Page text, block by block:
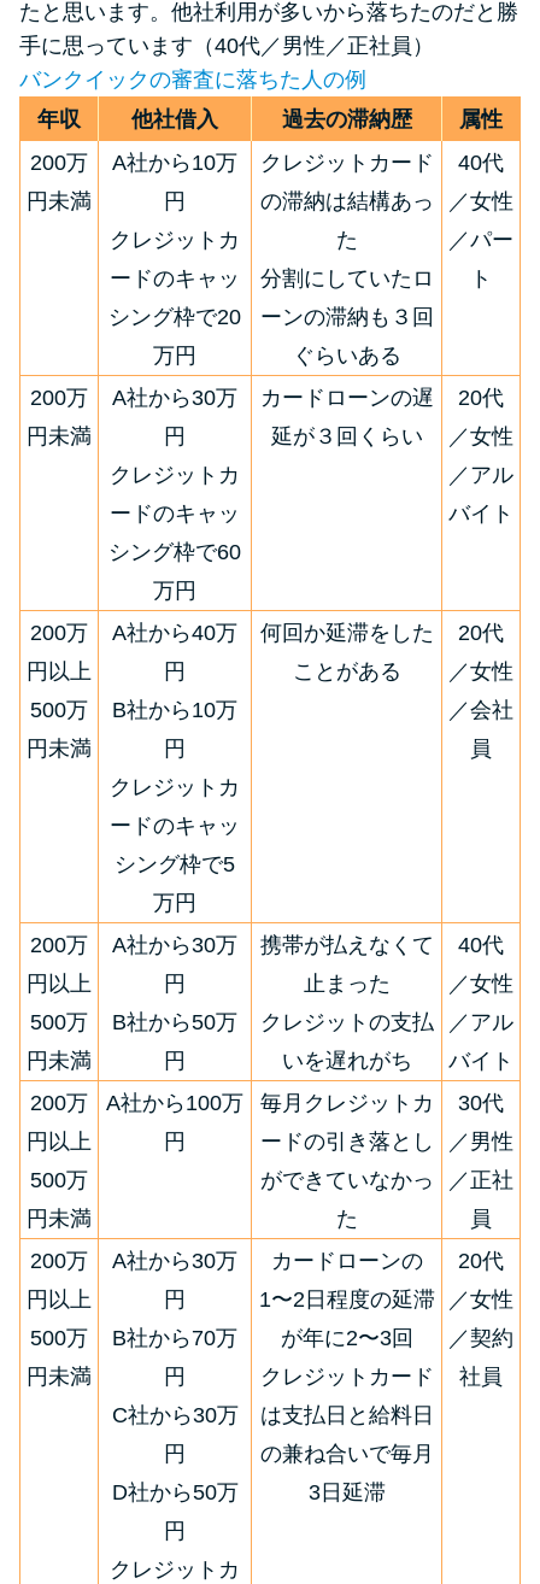
たと思います。他社利用が多いから落ちたのだと勝
手に思っています（40代／男性／正社員）
バンクイックの審査に落ちた人の例
年収
他社借入 過去の滞納歴
属性
200万
円未満
A社から10万
円
クレジットカ
ードのキャッ
シング枠で20
万円
クレジットカード
の滞納は結構あっ
た
分割にしていたロ
ーンの滞納も３回
ぐらいある
40代
／女性
／パー
ト
200万
円未満
A社から30万
円
クレジットカ
ードのキャッ
シング枠で60
万円
カードローンの遅
延が３回くらい
20代
／女性
／アル
バイト
200万
円以上
500万
円未満
A社から40万
円
B社から10万
円
クレジットカ
ードのキャッ
シング枠で5
万円
何回か延滞をした
ことがある
20代
／女性
／会社
員
200万
円以上
500万
円未満
A社から30万
円
B社から50万
円
携帯が払えなくて
止まった
クレジットの支払
いを遅れがち
40代
／女性
／アル
バイト
200万
円以上
500万
円未満
A社から100万
円
毎月クレジットカ
ードの引き落とし
ができていなかっ
た
30代
／男性
／正社
員
200万
円以上
500万
円未満
A社から30万
円
B社から70万
円
C社から30万
円
D社から50万
円
クレジットカ
カードローンの
1〜2日程度の延滞
が年に2〜3回
クレジットカード
は支払日と給料日
の兼ね合いで毎月
3日延滞
20代
／女性
／契約
社員